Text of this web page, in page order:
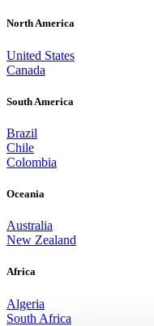
North America
United States
Canada
South America
Brazil
Chile
Colombia
Oceania
Australia
New Zealand
Africa
Algeria
South Africa